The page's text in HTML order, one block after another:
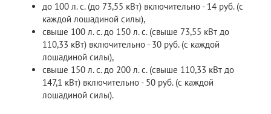
до 100 л. с. (до 73,55 кВт) включительно - 14 руб. (с
каждой лошадиной силы),
свыше 100 л. с. до 150 л. с. (свыше 73,55 кВт до
110,33 кВт) включительно - 30 руб. (с каждой
лошадиной силы),
свыше 150 л. с. до 200 л. с. (свыше 110,33 кВт до
147,1 кВт) включительно - 50 руб. (с каждой
лошадиной силы).